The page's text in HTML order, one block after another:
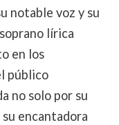
notable voz y su
lírica
en los
público
no solo por su
encantadora